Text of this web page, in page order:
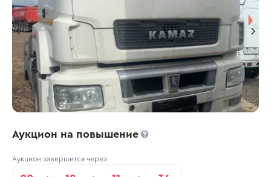
Аукцион на повышение
Аукцион завершится через